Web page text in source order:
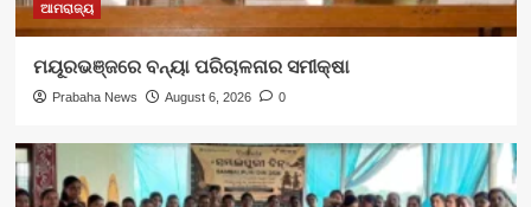
ଆମରାଜ୍ୟ
ମୟୂରଭଞ୍ଜରେ ବନ୍ୟା ପରିଚାଳନାର ସମୀକ୍ଷା
Prabaha News August 6, 2026 0